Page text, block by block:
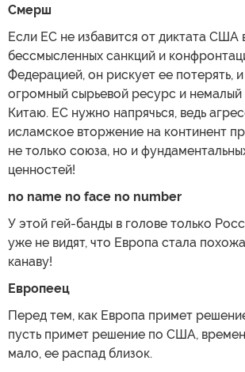
Смерш
Если ЕС не избавится от диктата США
бессмысленных санкций и
Федерацией, он рискует ее потерять, и
огромный сырьевой ресурс и
Китаю. ЕС нужно напрячься, ведь
исламское вторжение на континент
не только союза, но и
ценностей!
no name no face no number
У этой гей-банды в голове только
уже не видят, что Европа стала
канаву!
Европеец
Перед тем, как Европа примет
пусть примет решение по США,
мало, ее распад близок.